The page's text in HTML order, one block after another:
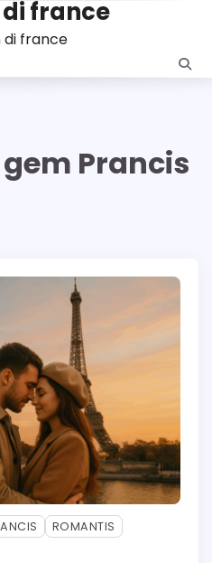
france
di france
Prancis
ROMANTIS